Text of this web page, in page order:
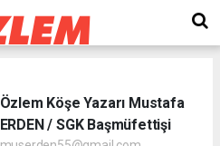
Özlem Köşe Yazarı Mustafa
ERDEN / SGK Başmüfettişi